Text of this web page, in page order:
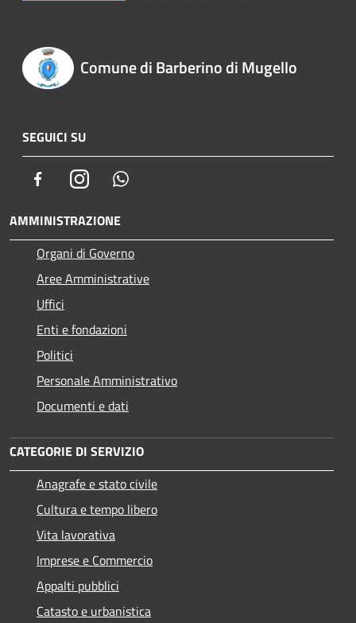
Comune di Barberino di Mugello
SEGUICI SU
FacebookInstagram
AMMINISTRAZIONE
Organi di Governo
Aree Amministrative
Uffici
Enti e fondazioni
Politici
Personale Amministrativo
Documenti e dati
CATEGORIE DI SERVIZIO
Anagrafe e stato civile
Cultura e tempo libero
Vita lavorativa
Imprese e Commercio
Appalti pubblici
Catasto e urbanistica